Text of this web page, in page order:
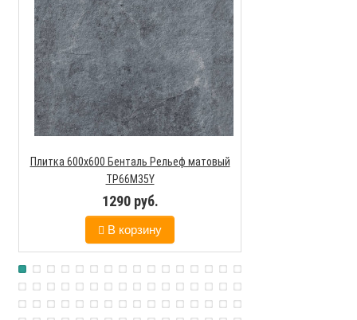
Плитка 600х600 Бенталь Рельеф матовый
TP66M35Y
1290 руб.
В корзину